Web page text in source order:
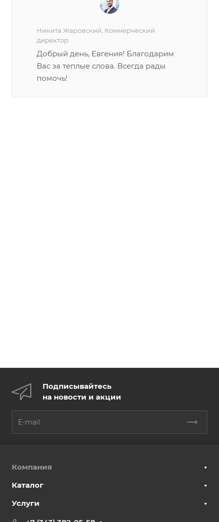
Никита Жаровский, Коммерческий
директор
Добрый день, Евгения! Благодарим
Вас за теплые слова. Всегда рады
помочь!
Подписывайтесь
на новости и акции
Компания
Каталог
Услуги